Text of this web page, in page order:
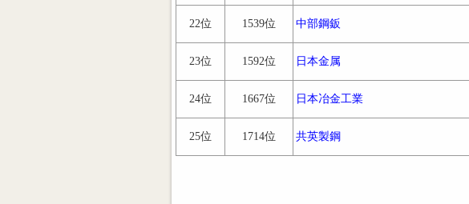
22位 1539位 中部鋼鈑
23位 1592位 日本金属
24位 1667位 日本冶金工業
25位 1714位 共英製鋼